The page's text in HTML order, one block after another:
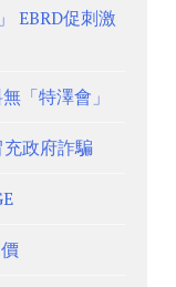
EBRD促刺激
「特澤會」
政府詐騙